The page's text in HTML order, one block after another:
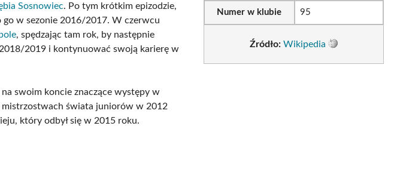
Sosnowiec. Po tym krótkim epizodzie,
go w sezonie 2016/2017. W czerwcu
, spędzając tam rok, by następnie
2019 i kontynuować swoją karierę w
swoim koncie znaczące występy w
mistrzostwach świata juniorów w 2012
który odbył się w 2015 roku.
Numer w klubie 95
Źródło: Wikipedia